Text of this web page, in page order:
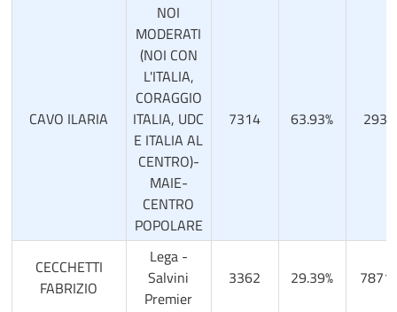
CAVO ILARIA
NOI
MODERATI
(NOI CON
L'ITALIA,
CORAGGIO
ITALIA, UDC
E ITALIA AL
CENTRO)-
MAIE-
CENTRO
POPOLARE
7314 63.93% 293
CECCHETTI
FABRIZIO
Lega -
Salvini
Premier
3362 29.39% 7871